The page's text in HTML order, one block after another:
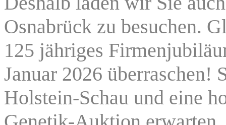
Osnabrück zu besuchen.
125 jähriges
Januar 2026 überraschen!
Holstein-Schau und eine